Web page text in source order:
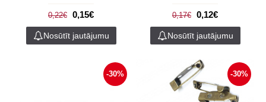
0,22€ 0,15€
Nosūtīt jautājumu
0,17€ 0,12€
Nosūtīt jautājumu
-30% -30%